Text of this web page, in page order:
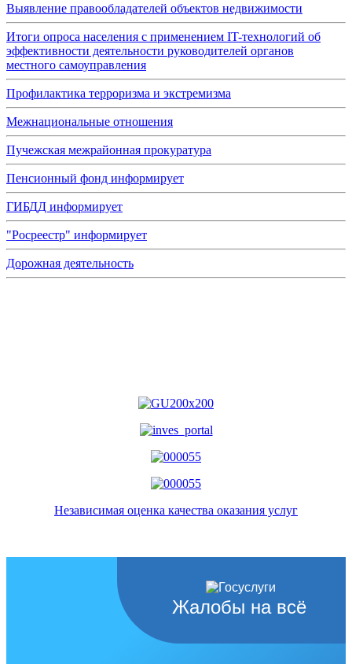
Выявление правообладателей объектов недвижимости
Итоги опроса населения с применением IT-технологий об
эффективности деятельности руководителей органов
местного самоуправления
Профилактика терроризма и экстремизма
Межнациональные отношения
Пучежская межрайонная прокуратура
Пенсионный фонд информирует
ГИБДД информирует
"Росреестр" информирует
Дорожная деятельность
Независимая оценка качества оказания услуг
Жалобы на всё